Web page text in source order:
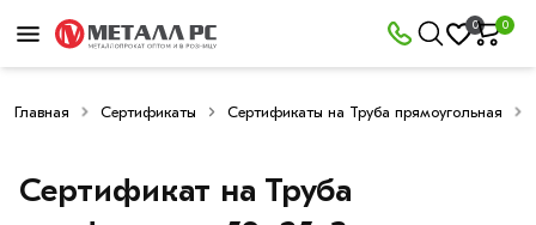
0 0
Главная Сертификаты Сертификаты на Труба прямоугольная
Сертификат на Труба